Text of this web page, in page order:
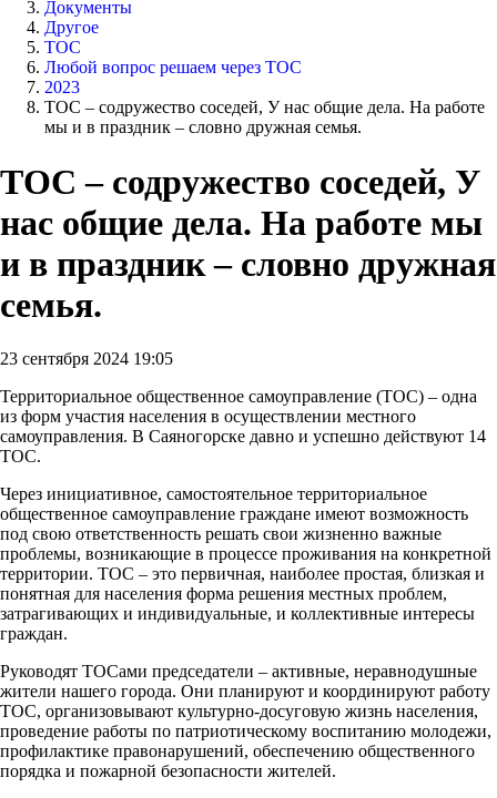
Документы
Другое
ТОС
Любой вопрос решаем через ТОС
2023
ТОС – содружество соседей, У нас общие дела. На работе
мы и в праздник – словно дружная семья.
ТОС – содружество соседей, У
нас общие дела. На работе мы
и в праздник – словно дружная
семья.
23 сентября 2024 19:05
Территориальное общественное самоуправление (ТОС) – одна
из форм участия населения в осуществлении местного
самоуправления. В Саяногорске давно и успешно действуют 14
ТОС.
Через инициативное, самостоятельное территориальное
общественное самоуправление граждане имеют возможность
под свою ответственность решать свои жизненно важные
проблемы, возникающие в процессе проживания на конкретной
территории. ТОС – это первичная, наиболее простая, близкая и
понятная для населения форма решения местных проблем,
затрагивающих и индивидуальные, и коллективные интересы
граждан.
Руководят ТОСами председатели – активные, неравнодушные
жители нашего города. Они планируют и координируют работу
ТОС, организовывают культурно-досуговую жизнь населения,
проведение работы по патриотическому воспитанию молодежи,
профилактике правонарушений, обеспечению общественного
порядка и пожарной безопасности жителей.